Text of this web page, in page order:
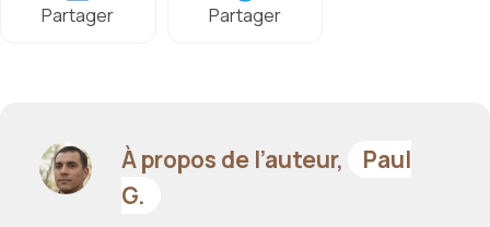
Partager Partager
À propos de l’auteur,
Paul
G.